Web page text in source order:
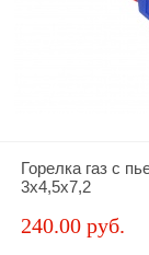
Горелка газ с
3х4,5х7,2
240.00 руб.